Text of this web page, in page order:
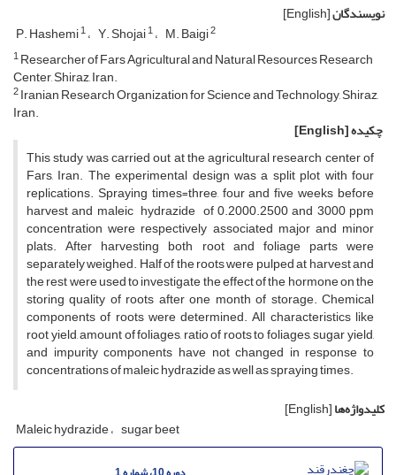
نویسندگان[English]
P. Hashemi1 Y. Shojai1 M. Baigi2
1Researcher of Fars Agricultural and Natural Resources Research
Center, Shiraz, Iran.
2Iranian Research Organization for Science and Technology, Shiraz,
Iran.
چکیده[English]
This study was carried out at the agricultural research center of
Fars, Iran. The experimental design was a split plot with four
replications. Spraying times=three, four and five weeks before
harvest and maleic hydrazide of 0.2000.2500 and 3000 ppm
concentration were respectively associated major and minor
plats. After harvesting both root and foliage parts were
separately weighed. Half of the roots were pulped at harvest and
the rest were used to investigate the effect of the hormone on the
storing quality of roots after one month of storage. Chemical
components of roots were determined. All characteristics like
root yield, amount of foliages, ratio of roots to foliages, sugar yield,
and impurity components have not changed in response to
concentrations of maleic hydrazide as well as spraying times.
کلیدواژه‌ها[English]
Maleic hydrazide sugar beet